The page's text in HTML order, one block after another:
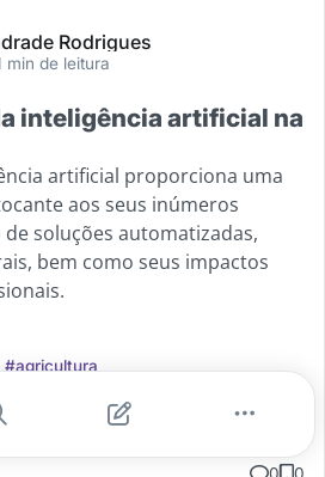
Rodrigues
min de leitura
inteligência artificial na
artificial proporciona uma
aos seus inúmeros
soluções automatizadas,
bem como seus impactos
#agricultura